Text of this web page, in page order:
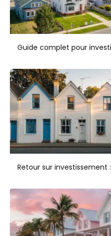
Guide complet pour
Retour sur investissement